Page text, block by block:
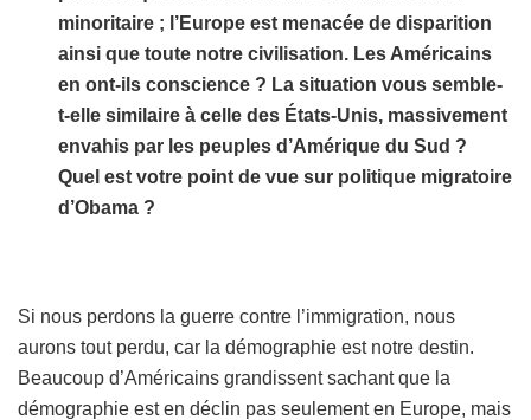
minoritaire ; l’Europe est menacée de disparition
ainsi que toute notre civilisation. Les Américains
en ont-ils conscience ? La situation vous semble-
t-elle similaire à celle des États-Unis, massivement
envahis par les peuples d’Amérique du Sud ?
Quel est votre point de vue sur politique migratoire
d’Obama ?
Si nous perdons la guerre contre l’immigration, nous
aurons tout perdu, car la démographie est notre destin.
Beaucoup d’Américains grandissent sachant que la
démographie est en déclin pas seulement en Europe, mais